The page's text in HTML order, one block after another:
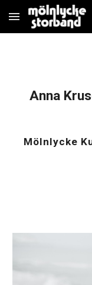
Skip to main content
Anna
Mölnlycke